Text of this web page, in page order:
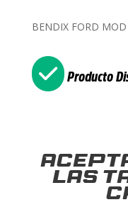
BENDIX FORD
Producto
las